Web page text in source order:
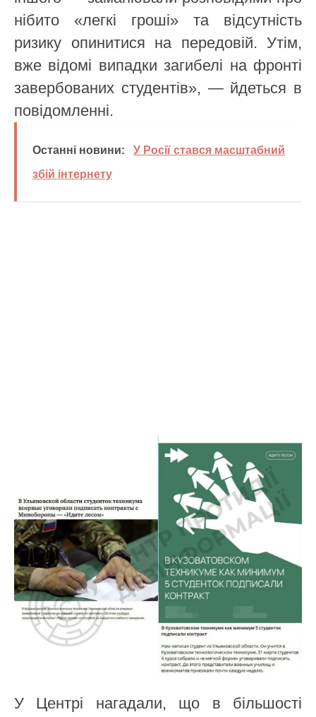
нібито «легкі гроші» та відсутність
ризику опинитися на передовій. Утім,
вже відомі випадки загибелі на фронті
завербованих студентів», — йдеться в
повідомленні.
Останні новини:
У Росії стався масштабний
збій інтернету
У Центрі нагадали, що в більшості